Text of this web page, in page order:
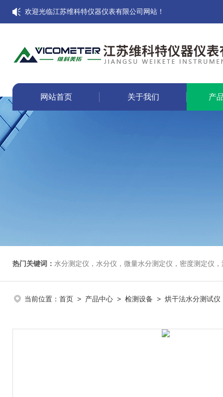
欢迎光临江苏维科特仪器仪表有限公司网站！
网站首页 关于我们 产
热门关键词： 水分测定仪，水分仪，微量水分测定仪，密度测定仪
当前位置： 首页 > 产品中心 > 检测设备 > 烘干法水分测试仪